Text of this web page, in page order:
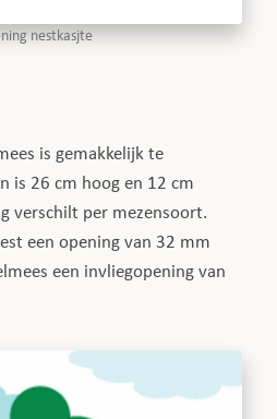
nestkasjte
is gemakkelijk te
is 26 cm hoog en 12 cm
verschilt per mezensoort.
een opening van 32 mm
een invliegopening van